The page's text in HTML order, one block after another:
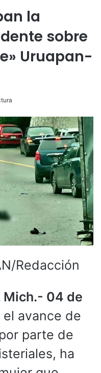
la
sobre
Uruapan-
Redacción
Mich.- 04 de
el avance de
parte de
ha